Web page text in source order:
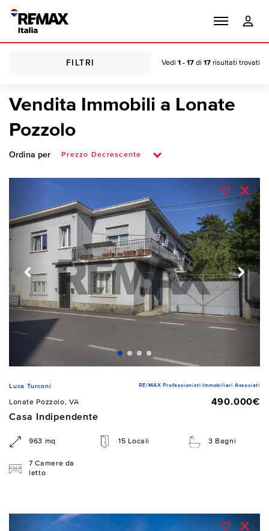
FILTRI Vedi 1 - 17 di 17 risultati trovati
Vendita Immobili a Lonate
Pozzolo
Ordina per
Luca Turconi RE/MAX Professionisti Immobiliari Associati
Lonate Pozzolo, VA
490.000€
Casa Indipendente
963 mq 15 Locali 3 Bagni
7 Camere da
letto